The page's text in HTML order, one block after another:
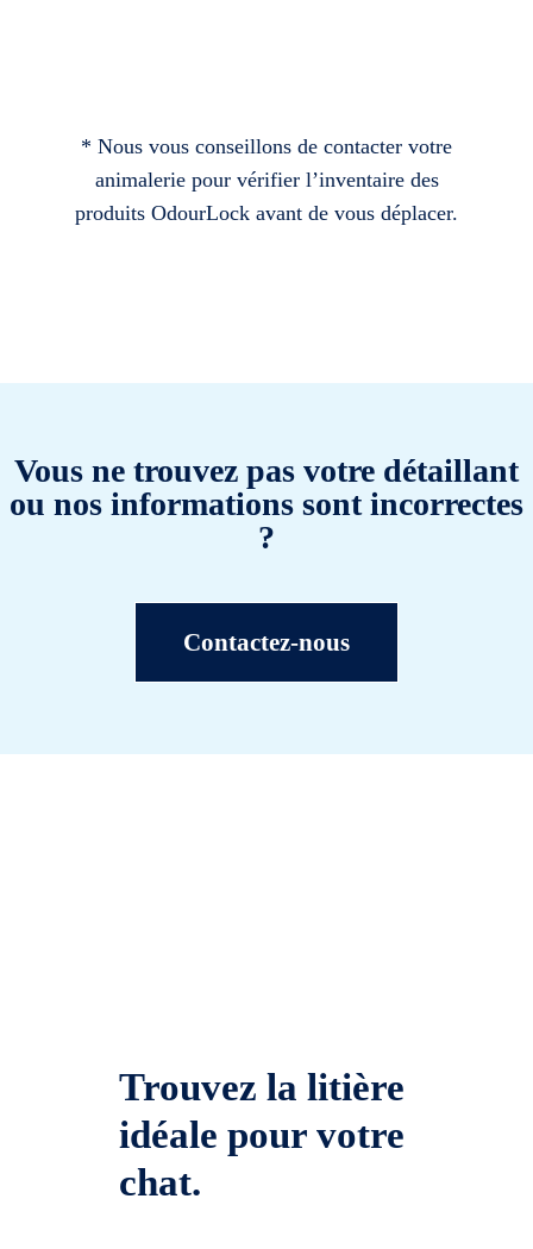
* Nous vous conseillons de contacter votre
animalerie pour vérifier l’inventaire des
produits OdourLock avant de vous déplacer.
Vous ne trouvez pas votre détaillant
ou nos informations sont incorrectes
?
Contactez-nous
Trouvez la litière
idéale pour votre
chat.